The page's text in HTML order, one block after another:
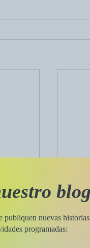
publiquen nuevas
programadas: